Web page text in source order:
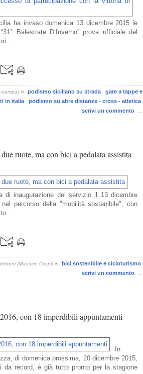
ha invaso domenica 13 dicembre 2015 le
Balestrate D’Inverno” prova ufficiale del
in podismo siciliano su strada
gare a tappe e
in italia
podismo su altre distanze - cross - atletica
scrivi un commento
ruote, ma con bici a pedalata assistita
di inaugurazione del servizio il 13 dicembre
percorso della "mobilità sostenibile", con
(Maurizio Crispi) in
bici sostenibile e cicloturismo
scrivi un commento
con 18 imperdibili appuntamenti
In
di domenica prossima, 20 dicembre 2015,
da record, è già tutto pronto per la stagione